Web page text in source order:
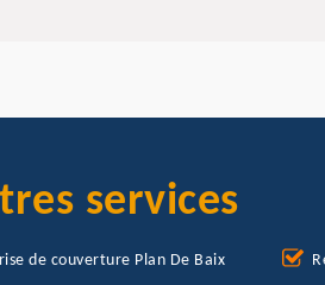
services
de couverture Plan De Baix